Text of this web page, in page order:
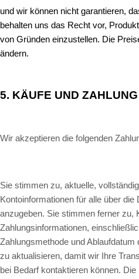
und wir können nicht garantieren,
behalten uns das Recht vor,
von Gründen einzustellen. Die
ändern.
5. KÄUFE UND ZAHLUNG
Wir akzeptieren die folgenden
Sie stimmen zu, aktuelle,
Kontoinformationen für alle über die
anzugeben. Sie stimmen ferner zu,
Zahlungsinformationen,
Zahlungsmethode und Ablaufdatum
zu aktualisieren, damit wir Ihre
bei Bedarf kontaktieren können.